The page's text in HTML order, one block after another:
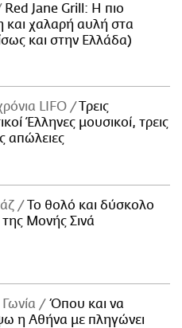
Red Jane Grill: Η πιο
και χαλαρή αυλή στα
και στην Ελλάδα)
LIFO
Tρεις
Έλληνες μουσικοί, τρεις
απώλειες
Το θολό και δύσκολο
Μονής Σινά
Όπου και να
η Αθήνα με πληγώνει